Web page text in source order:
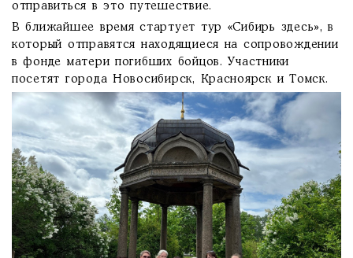
отправиться в это путешествие.
В ближайшее время стартует тур «Сибирь здесь», в
который отправятся находящиеся на сопровождении
в фонде матери погибших бойцов. Участники
посетят города Новосибирск, Красноярск и Томск.